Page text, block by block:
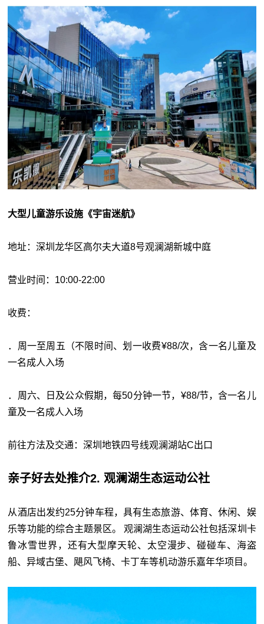
大型儿童游乐设施《宇宙迷航》
地址：深圳龙华区高尔夫大道8号观澜湖新城中庭
营业时间：10:00-22:00
收费：
．周一至周五（不限时间、划一收费¥88/次，含一名儿童及
一名成人入场
．周六、日及公众假期，每50分钟一节，¥88/节，含一名儿
童及一名成人入场
前往方法及交通：深圳地铁四号线观澜湖站C出口
亲子好去处推介2. 观澜湖生态运动公社
从酒店出发约25分钟车程，具有生态旅游、体育、休闲、娱
乐等功能的综合主题景区。 观澜湖生态运动公社包括深圳卡
鲁冰雪世界，还有大型摩天轮、太空漫步、碰碰车、海盗
船、异域古堡、飓风飞椅、卡丁车等机动游乐嘉年华项目。